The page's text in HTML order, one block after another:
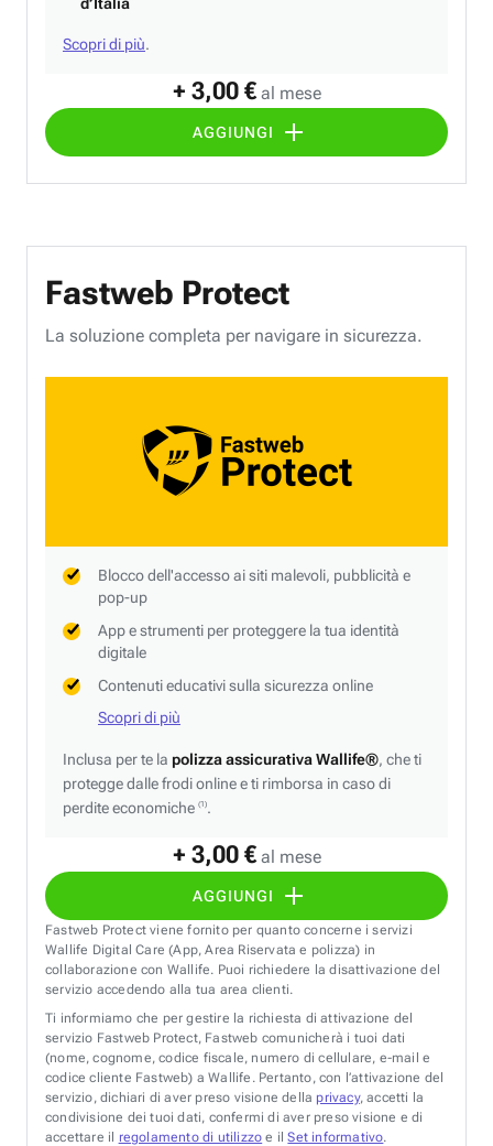
+ 3,00 € al mese
AGGIUNGI
Scopri di più.
Fastweb Protect
+ 3,00 € al mese
AGGIUNGI
La soluzione completa per navigare in sicurezza.
Blocco dell'accesso ai siti malevoli, pubblicità e
pop-up
App e strumenti per proteggere la tua identità
digitale
Contenuti educativi sulla sicurezza online
Scopri di più
Inclusa per te la polizza assicurativa Wallife®, che ti
protegge dalle frodi online e ti rimborsa in caso di
perdite economiche (1).
Fastweb Protect viene fornito per quanto concerne i servizi
Wallife Digital Care (App, Area Riservata e polizza) in
collaborazione con Wallife. Puoi richiedere la disattivazione del
servizio accedendo alla tua area clienti.
Ti informiamo che per gestire la richiesta di attivazione del
servizio Fastweb Protect, Fastweb comunicherà i tuoi dati
(nome, cognome, codice fiscale, numero di cellulare, e-mail e
codice cliente Fastweb) a Wallife. Pertanto, con l’attivazione del
servizio, dichiari di aver preso visione della privacy, accetti la
condivisione dei tuoi dati, confermi di aver preso visione e di
accettare il regolamento di utilizzo e ilSet informativo.